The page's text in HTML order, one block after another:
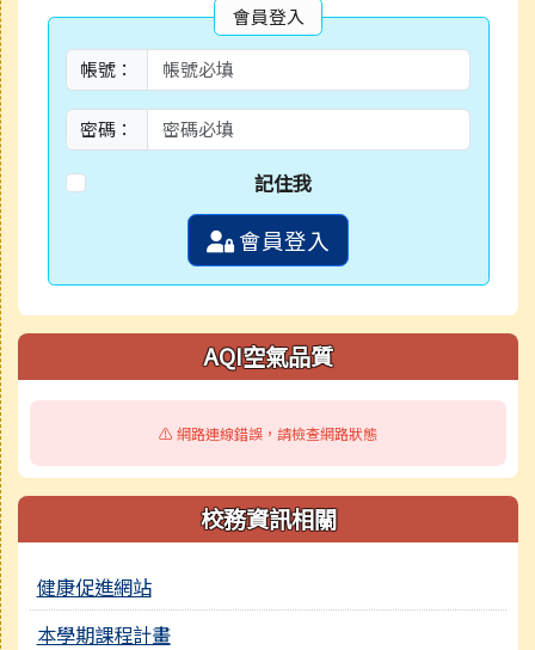
會員登入
帳號：
密碼：
記住我
會員登入
AQI空氣品質
⚠️ 網路連線錯誤，請檢查網路狀態
校務資訊相關
健康促進網站
本學期課程計畫